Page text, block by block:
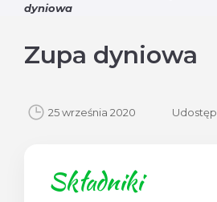
dyniowa
Zupa dyniowa
25 września 2020
Składniki